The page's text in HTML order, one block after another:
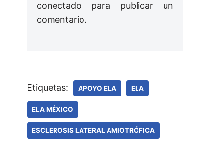
conectado para publicar un
comentario.
Etiquetas: APOYO ELA ELA
ELA MÉXICO
ESCLEROSIS LATERAL AMIOTRÓFICA